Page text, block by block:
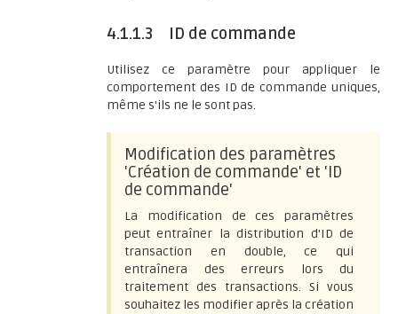
4.1.1.3 ID de commande
Utilisez ce paramètre pour appliquer le
comportement des ID de commande uniques,
même s'ils ne le sont pas.
Modification des paramètres
'Création de commande' et 'ID
de commande'
La modification de ces paramètres
peut entraîner la distribution d'ID de
transaction en double, ce qui
entraînera des erreurs lors du
traitement des transactions. Si vous
souhaitez les modifier après la création